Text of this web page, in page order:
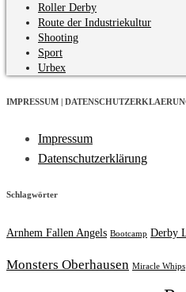
Roller Derby
Route der Industriekultur
Shooting
Sport
Urbex
IMPRESSUM |
Impressum
Datenschutzerklärung
Schlagwörter
Arnhem Fallen Angels Bootcamp Derby
Monsters Oberhausen Miracle Whips